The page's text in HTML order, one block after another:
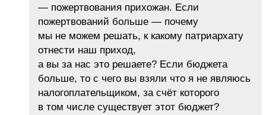
— пожертвования прихожан. Если
пожертвований больше — почему
мы не можем решать, к какому патриархату
отнести наш приход,
а вы за нас это решаете? Если бюджета
больше, то с чего вы взяли что я не являюсь
налогоплательщиком, за счёт которого
в том числе существует этот бюджет?